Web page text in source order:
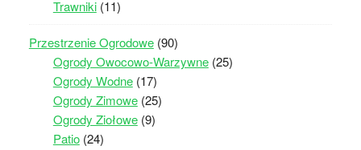
Trawniki(11)
Przestrzenie Ogrodowe(90)
Ogrody Owocowo-Warzywne(25)
Ogrody Wodne(17)
Ogrody Zimowe(25)
Ogrody Ziołowe(9)
Patio(24)